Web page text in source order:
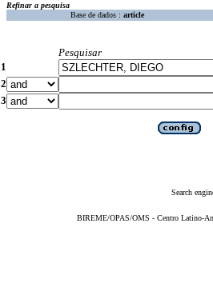
Refinar a pesquisa
Base de dados : article
Pesquisar
1
2
3
Search
BIREME/OPAS/OMS - Centro Latino-